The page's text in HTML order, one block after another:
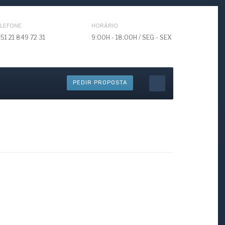
21 849 72 31
HORÁRIO
9:00H - 18:00H / SEG - SEX
PEDIR PROPOSTA